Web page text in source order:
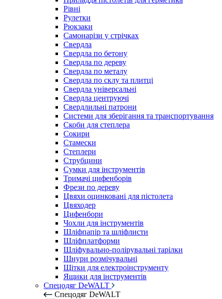
Рівні
Рулетки
Рюкзаки
Самонарізи у стрічках
Свердла
Свердла по бетону
Свердла по дереву
Свердла по металу
Свердла по склу та плитці
Свердла універсальні
Свердла центруючі
Свердлильні патрони
Системи для зберігання та транспортування
Скоби для степлера
Сокири
Стамески
Степлери
Струбцини
Сумки для інструментів
Тримачі цифенборів
Фрези по дереву
Цвяхи оцинковані для пістолета
Цвяходер
Цифенбори
Чохли для інструментів
Шліфпапір та шліфлисти
Шліфплатформи
Шліфувально-полірувальні тарілки
Шнури розмічувальні
Щітки для електроінструменту
Ящики для інструментів
Спецодяг DeWALT
Спецодяг DeWALT